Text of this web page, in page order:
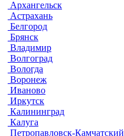
Архангельск
Астрахань
Белгород
Брянск
Владимир
Волгоград
Вологда
Воронеж
Иваново
Иркутск
Калининград
Калуга
Петропавловск-Камчатский